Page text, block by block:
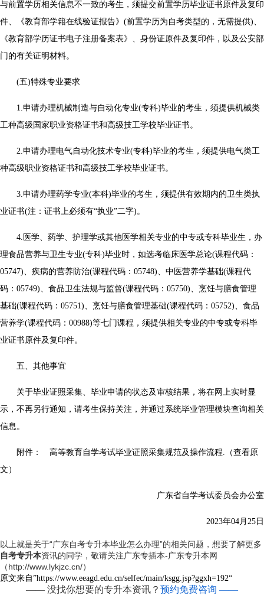
与前置学历相关信息不一致的考生，须提交前置学历毕业证书原件及复印
件、《教育部学籍在线验证报告》(前置学历为自考类型的，无需提供)、
《教育部学历证书电子注册备案表》、身份证原件及复印件，以及公安部
门的有关证明材料。
(五)特殊专业要求
1.申请办理机械制造与自动化专业(专科)毕业的考生，须提供机械类
工种高级国家职业资格证书和高级技工学校毕业证书。
2.申请办理电气自动化技术专业(专科)毕业的考生，须提供电气类工
种高级职业资格证书和高级技工学校毕业证书。
3.申请办理药学专业(本科)毕业的考生，须提供有效期内的卫生类执
业证书(注：证书上必须有“执业”二字)。
4.医学、药学、护理学或其他医学相关专业的中专或专科毕业生，办
理食品营养与卫生专业(专科)毕业时，如选考临床医学总论(课程代码：
05747)、疾病的营养防治(课程代码：05748)、中医营养学基础(课程代
码：05749)、食品卫生法规与监督(课程代码：05750)、烹饪与膳食管理
基础(课程代码：05751)、烹饪与膳食管理基础(课程代码：05752)、食品
营养学(课程代码：00988)等七门课程，须提供相关专业的中专或专科毕
业证书原件及复印件。
五、其他事宜
关于毕业证照采集、毕业申请的状态及审核结果，将在网上实时显
示，不再另行通知，请考生保持关注，并通过系统毕业管理模块查询相关
信息。
附件：
高等教育自学考试毕业证照采集规范及操作流程.（查看原
文）
广东省自学考试委员会办公室
2023年04月25日
以上就是关于“广东自考专升本毕业怎么办理”的相关问题，想要了解更多
自考专升本资讯的同学，敬请关注广东专插本-广东专升本网
（http://www.lykjzc.cn/）
原文来自”https://www.eeagd.edu.cn/selfec/main/ksgg.jsp?ggxh=192“
—— 没找你想要的专升本资讯？ 预约免费咨询 ——